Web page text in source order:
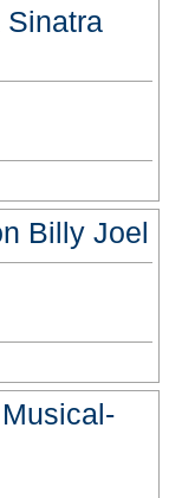
Sinatra
Billy Joel